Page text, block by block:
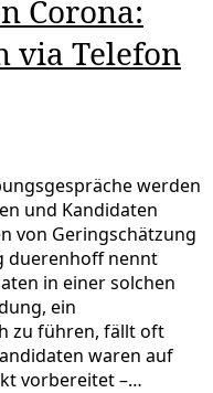
Corona:
via Telefon
werden
und Kandidaten
von Geringschätzung
duerenhoff nennt
in einer solchen
ein
zu führen, fällt oft
waren auf
vorbereitet –…